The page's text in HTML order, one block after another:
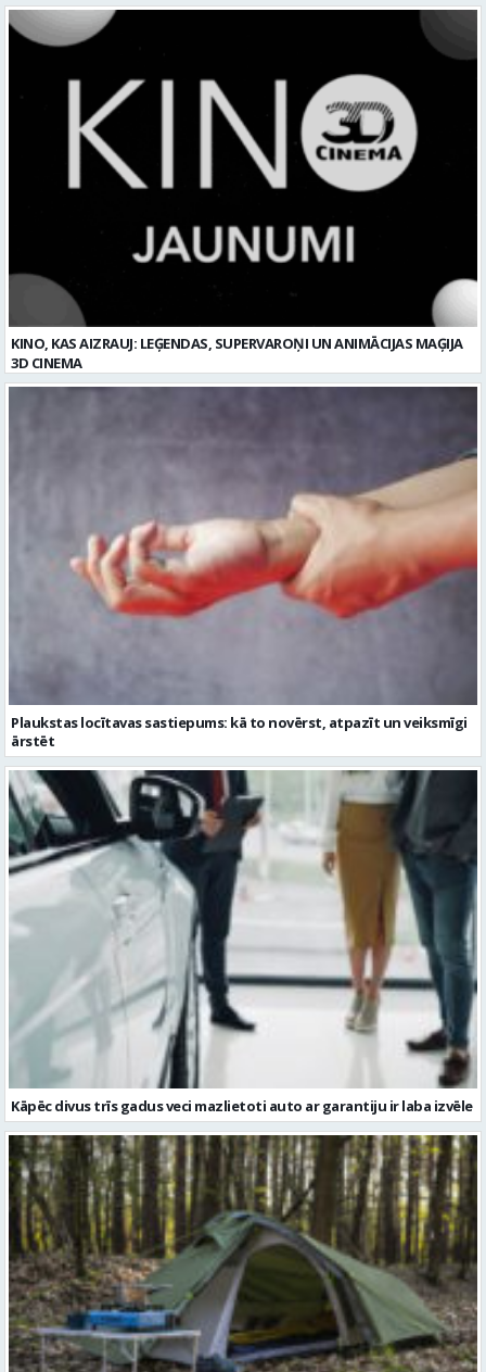
KINO, KAS AIZRAUJ: LEĢENDAS, SUPERVAROŅI UN ANIMĀCIJAS MAĢIJA
3D CINEMA
Plaukstas locītavas sastiepums: kā to novērst, atpazīt un veiksmīgi
ārstēt
Kāpēc divus trīs gadus veci mazlietoti auto ar garantiju ir laba izvēle